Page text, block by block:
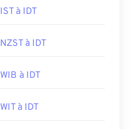
IST à IDT
NZST à IDT
WIB à IDT
WIT à IDT